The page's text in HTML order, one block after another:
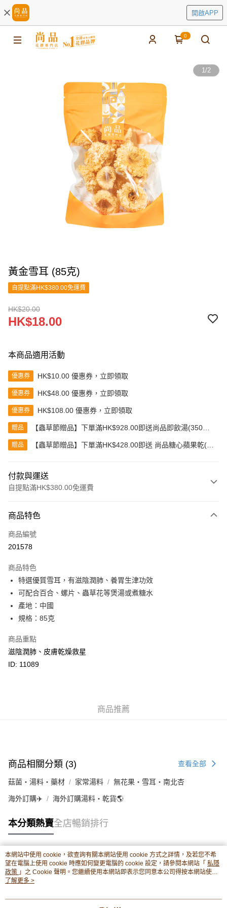
開啟APP
0
1/2
黃金雪耳 (85克)
自提點滿HK$380.00免運費
HK$20.00
HK$18.00
本商品適用活動
優惠券 HK$10.00 優惠券，立即領取
優惠券 HK$48.00 優惠券，立即領取
優惠券 HK$108.00 優惠券，立即領取
贈品
【蟲草節贈品】下單滿HK$928.00即送尚品即飲湯(350克)
贈品
【蟲草節贈品】下單滿HK$428.00即送 尚品糖心蘋果乾(80
付款與運送
自提點滿HK$380.00免運費
信用卡
Apple Pay
AlipayHK
PayMe
WeChat Pay
BoC Pay
其他轉帳方式
相關說明
並WhatsApp 90719878 或電郵eshop@premierfood.com.hk，我們在收到
順豐智能櫃(智能櫃取件要視乎包裹尺寸限制，如包裹過大，
每筆HK$80.00，滿HK$380.00或以上免運費
滿$380免運費 - 送貨到家(3-5個工作天內送達)
每筆HK$80.00，滿HK$380.00或以上免運費
付款後門市自取 (3-6天可到店取) (取貨請自備購物袋)
商品特色
商品編號
201578
商品特色
特選優質雪耳，有滋陰潤肺、養胃生津功效
可配合百合、螺片、蟲草花等煲湯或煮糖水
產地：中國
規格：85克
商品重點
滋陰潤肺、皮膚乾燥救星
ID: 11089
商品推薦
商品相關分類 (3) 查看全部
菇菌・湯料・藥材 家常湯料 無花果・雪耳・南北杏
海外訂購✈️ 海外訂購湯料・乾貨🌎
本分類熱賣全店暢銷排行
熱門標籤
熱銷排行
本網站中使用 cookie，欲查詢有關本網站使用 cookie 方式之詳情，及若您不希
望在電腦上使用 cookie 時應如何變更電腦的 cookie 設定，請參閱本網站「 私隱
政策 」之 Cookie 聲明。您繼續使用本網站即表示您同意本公司得按本網站使用
條款之 Cookie 聲明使用 cookie。
了解更多 >